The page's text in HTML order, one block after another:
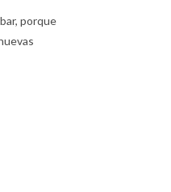
porque